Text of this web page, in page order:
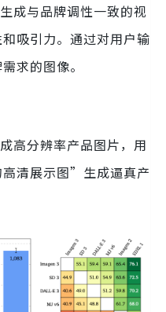
成与品牌调性一致的视
吸引力。通过对用户输
求的图像。
高分辨率产品图片，用
清展示图”生成逼真产